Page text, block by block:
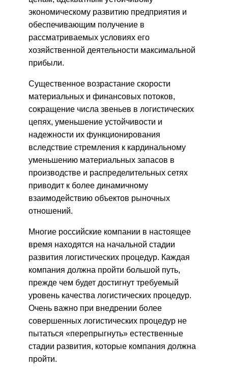
экономическому развитию предприятия и
обеспечивающим получение в
рассматриваемых условиях его
хозяйственной деятельности максимальной
прибыли.
Существенное возрастание скорости
материальных и финансовых потоков,
сокращение числа звеньев в логистических
цепях, уменьшение устойчивости и
надежности их функционирования
вследствие стремления к кардинальному
уменьшению материальных запасов в
производстве и распределительных сетях
приводит к более динамичному
взаимодействию объектов рыночных
отношений.
Многие российские компании в настоящее
время находятся на начальной стадии
развития логистических процедур. Каждая
компания должна пройти большой путь,
прежде чем будет достигнут требуемый
уровень качества логистических процедур.
Очень важно при внедрении более
совершенных логистических процедур не
пытаться «перепрыгнуть» естественные
стадии развития, которые компания должна
пройти.